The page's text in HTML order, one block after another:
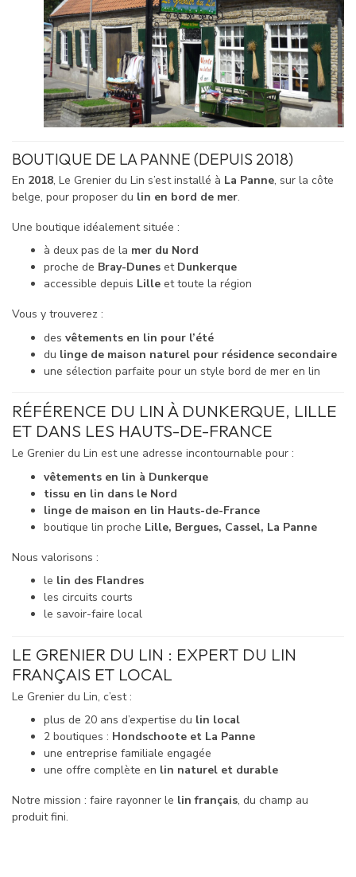
BOUTIQUE DE LA PANNE (DEPUIS 2018)
En 2018, Le Grenier du Lin s’est installé à La Panne, sur la côte
belge, pour proposer du lin en bord de mer.
Une boutique idéalement située :
à deux pas de la mer du Nord
proche de Bray-Dunes et Dunkerque
accessible depuis Lille et toute la région
Vous y trouverez :
des vêtements en lin pour l’été
du linge de maison naturel pour résidence secondaire
une sélection parfaite pour un style bord de mer en lin
RÉFÉRENCE DU LIN À DUNKERQUE, LILLE
ET DANS LES HAUTS-DE-FRANCE
Le Grenier du Lin est une adresse incontournable pour :
vêtements en lin à Dunkerque
tissu en lin dans le Nord
linge de maison en lin Hauts-de-France
boutique lin proche Lille, Bergues, Cassel, La Panne
Nous valorisons :
le lin des Flandres
les circuits courts
le savoir-faire local
LE GRENIER DU LIN : EXPERT DU LIN
FRANÇAIS ET LOCAL
Le Grenier du Lin, c’est :
plus de 20 ans d’expertise du lin local
2 boutiques : Hondschoote et La Panne
une entreprise familiale engagée
une offre complète en lin naturel et durable
Notre mission : faire rayonner le lin français, du champ au
produit fini.